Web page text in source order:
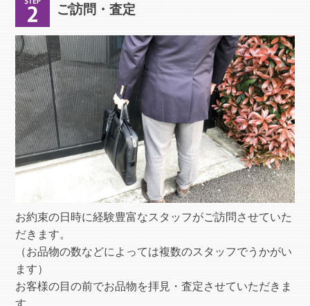
ご訪問・査定
お約束の日時に経験豊富なスタッフがご訪問させていた
だきます。
（お品物の数などによっては複数のスタッフでうかがい
ます）
お客様の目の前でお品物を拝見・査定させていただきま